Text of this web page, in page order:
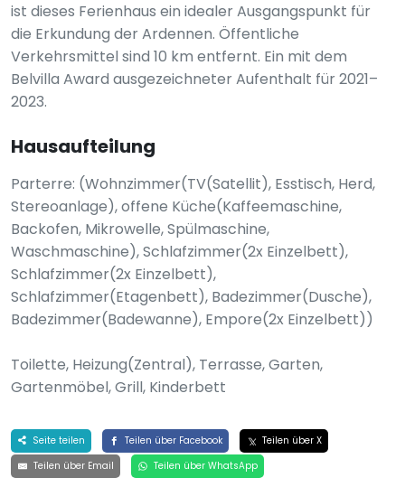
ist dieses Ferienhaus ein idealer Ausgangspunkt für
die Erkundung der Ardennen. Öffentliche
Verkehrsmittel sind 10 km entfernt. Ein mit dem
Belvilla Award ausgezeichneter Aufenthalt für 2021–
2023.
Hausaufteilung
Parterre: (Wohnzimmer(TV(Satellit), Esstisch, Herd,
Stereoanlage), offene Küche(Kaffeemaschine,
Backofen, Mikrowelle, Spülmaschine,
Waschmaschine), Schlafzimmer(2x Einzelbett),
Schlafzimmer(2x Einzelbett),
Schlafzimmer(Etagenbett), Badezimmer(Dusche),
Badezimmer(Badewanne), Empore(2x Einzelbett))
Toilette, Heizung(Zentral), Terrasse, Garten,
Gartenmöbel, Grill, Kinderbett
Seite teilen Teilen über Facebook
Teilen über X
Teilen über Email
Teilen über WhatsApp